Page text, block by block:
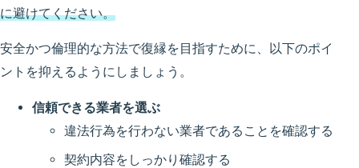
に避けてください。
安全かつ倫理的な方法で復縁を目指すために、以下のポイ
ントを抑えるようにしましょう。
信頼できる業者を選ぶ
違法行為を行わない業者であることを確認する
契約内容をしっかり確認する